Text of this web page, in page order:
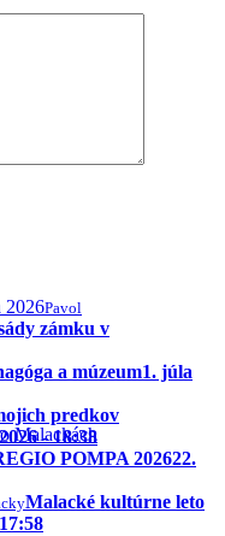
Malackách
Pavol
zámku v
a múzeum1. júla
predkov
- 18:38
POMPA 202622.
Malacké kultúrne leto